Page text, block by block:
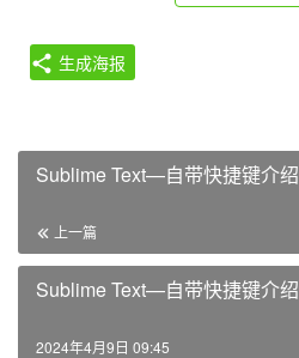
生成海报
Sublime Text—自带快捷键介绍
上一篇
Sublime Text—自带快捷键介绍
2024年4月9日 09:45